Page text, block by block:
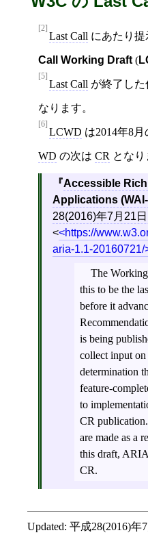
[2]
Last Call にあたり提
Call Working Draft (
[5]
Last Call が終了した
なります。
[6]
LCWD は2014年8月
WD の次は CR となり
Accessible
Applications
28(2016)年7月21
< https://
aria-1.1-20160721/
The
this to be the
before it
is being
collect input
determination
feature-
to
CR
are made as a
this draft,
CR.
Updated: 平成28(2016)年